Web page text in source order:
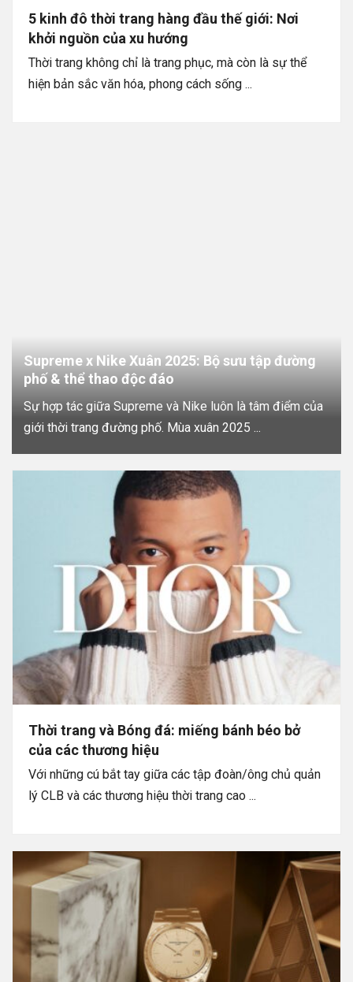
5 kinh đô thời trang hàng đầu thế giới: Nơi
khởi nguồn của xu hướng
Thời trang không chỉ là trang phục, mà còn là sự thể
hiện bản sắc văn hóa, phong cách sống ...
Supreme x Nike Xuân 2025: Bộ sưu tập đường
phố & thể thao độc đáo
Sự hợp tác giữa Supreme và Nike luôn là tâm điểm của
giới thời trang đường phố. Mùa xuân 2025 ...
Thời trang và Bóng đá: miếng bánh béo bở
của các thương hiệu
Với những cú bắt tay giữa các tập đoàn/ông chủ quản
lý CLB và các thương hiệu thời trang cao ...